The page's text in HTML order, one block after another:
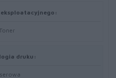
druku: